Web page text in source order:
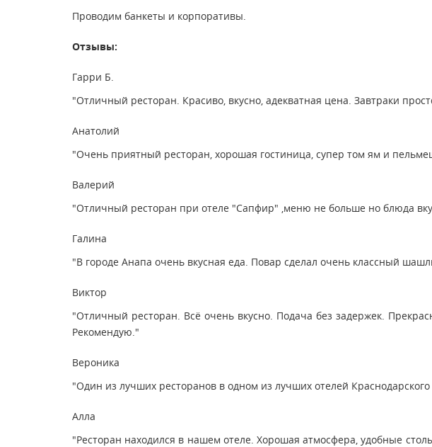
Проводим банкеты и корпоративы.
Отзывы:
Гарри Б.
"Отличный ресторан. Красиво, вкусно, адекватная цена. Завтраки
Анатолий
"Очень приятный ресторан, хорошая гостиница, супер том ям и
Валерий
"Отличный ресторан при отеле "Сапфир" ,меню не больше но блюда
Галина
"В городе Анапа очень вкусная еда. Повар сделал очень классный
Виктор
"Отличный ресторан. Всё очень вкусно. Подача без задержек.
Рекомендую."
Вероника
"Один из лучших ресторанов в одном из лучших отелей
Алла
"Ресторан находился в нашем отеле. Хорошая атмосфера, удобные